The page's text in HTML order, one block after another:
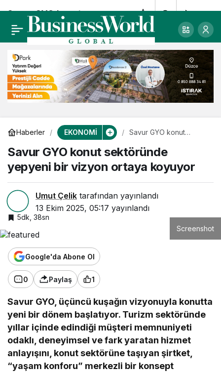
Haberler EKONOMİ
Savur GYO konut
vizyon ortaya koyuyor
Savur GYO konut sektöründe
yepyeni bir vizyon ortaya koyuyor
Umut Çelik tarafından yayınlandı
13 Ekim 2025, 05:17 yayınlandı
5dk, 38sn
Screenshot
Google'da Abone Ol
0 Paylaş 1
Savur GYO, üçüncü kuşağın vizyonuyla konutta
yeni bir dönem başlatıyor. Turizm sektöründe
yıllar içinde edindiği müşteri memnuniyeti
odaklı, deneyimsel ve fark yaratan hizmet
anlayışını, konut sektörüne taşıyan şirtket,
“yaşam konforu” merkezli bir konsept
Savur GYO konut
sektöründe yepyeni
bir vizyon ortaya
koyuyor
0 Paylaş